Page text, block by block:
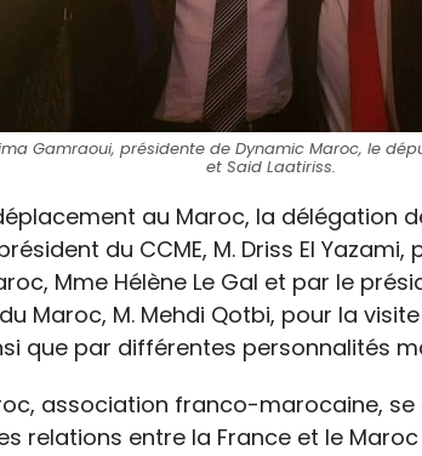
Gamraoui, présidente de Dynamic Maroc, le
et Said Laatiriss.
au Maroc, la délégation
du CCME, M. Driss El
Mme Hélène Le Gal et par le
Maroc, M. Mehdi Qotbi, pour la
que par différentes personnalités
association franco-marocaine,
relations entre la France et le Maroc